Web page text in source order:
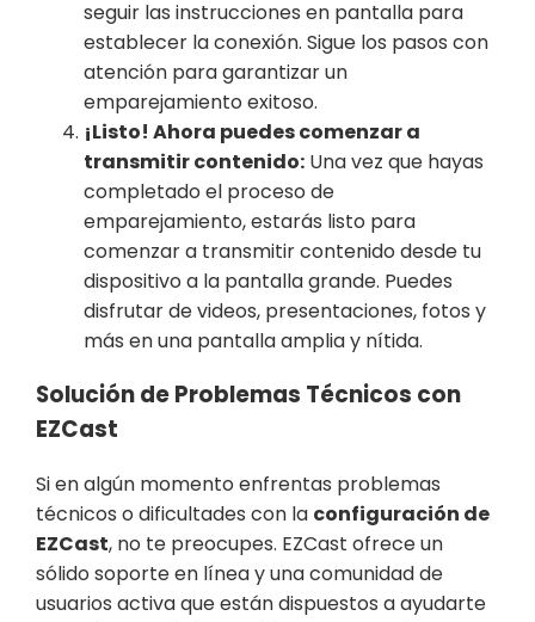
seguir las instrucciones en pantalla para
establecer la conexión. Sigue los pasos con
atención para garantizar un
emparejamiento exitoso.
¡Listo! Ahora puedes comenzar a
transmitir contenido: Una vez que hayas
completado el proceso de
emparejamiento, estarás listo para
comenzar a transmitir contenido desde tu
dispositivo a la pantalla grande. Puedes
disfrutar de videos, presentaciones, fotos y
más en una pantalla amplia y nítida.
Solución de Problemas Técnicos con
EZCast
Si en algún momento enfrentas problemas
técnicos o dificultades con la configuración de
EZCast, no te preocupes. EZCast ofrece un
sólido soporte en línea y una comunidad de
usuarios activa que están dispuestos a ayudarte